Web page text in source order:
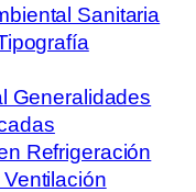
Sanitaria
Generalidades
Refrigeración